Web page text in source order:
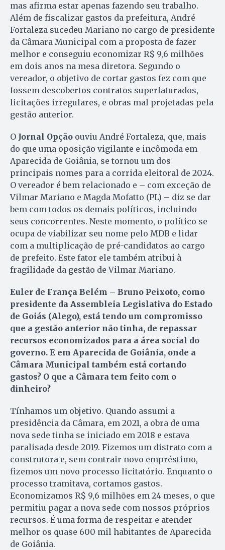
mas afirma estar apenas fazendo seu trabalho.
Além de fiscalizar gastos da prefeitura, André
Fortaleza sucedeu Mariano no cargo de presidente
da Câmara Municipal com a proposta de fazer
melhor e conseguiu economizar R$ 9,6 milhões
em dois anos na mesa diretora. Segundo o
vereador, o objetivo de cortar gastos fez com que
fossem descobertos contratos superfaturados,
licitações irregulares, e obras mal projetadas pela
gestão anterior.
O Jornal Opção ouviu André Fortaleza, que, mais
do que uma oposição vigilante e incômoda em
Aparecida de Goiânia, se tornou um dos
principais nomes para a corrida eleitoral de 2024.
O vereador é bem relacionado e – com exceção de
Vilmar Mariano e Magda Mofatto (PL) – diz se dar
bem com todos os demais políticos, incluindo
seus concorrentes. Neste momento, o político se
ocupa de viabilizar seu nome pelo MDB e lidar
com a multiplicação de pré-candidatos ao cargo
de prefeito. Este fator ele também atribui à
fragilidade da gestão de Vilmar Mariano.
Euler de França Belém – Bruno Peixoto, como
presidente da Assembleia Legislativa do Estado
de Goiás (Alego), está tendo um compromisso
que a gestão anterior não tinha, de repassar
recursos economizados para a área social do
governo. E em Aparecida de Goiânia, onde a
Câmara Municipal também está cortando
gastos? O que a Câmara tem feito com o
dinheiro?
Tínhamos um objetivo. Quando assumi a
presidência da Câmara, em 2021, a obra de uma
nova sede tinha se iniciado em 2018 e estava
paralisada desde 2019. Fizemos um distrato com a
construtora e, sem contrair novo empréstimo,
fizemos um novo processo licitatório. Enquanto o
processo tramitava, cortamos gastos.
Economizamos R$ 9,6 milhões em 24 meses, o que
permitiu pagar a nova sede com nossos próprios
recursos. É uma forma de respeitar e atender
melhor os quase 600 mil habitantes de Aparecida
de Goiânia.